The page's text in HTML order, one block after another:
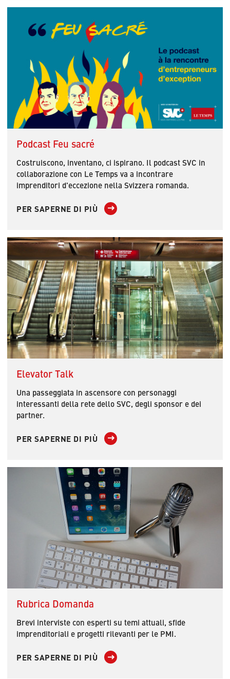
Podcast Feu sacré
Costruiscono, inventano, ci ispirano. Il podcast SVC in
collaborazione con Le Temps va a incontrare
imprenditori d'eccezione nella Svizzera romanda.
PER SAPERNE DI PIÙ
Elevator Talk
Una passeggiata in ascensore con personaggi
interessanti della rete dello SVC, degli sponsor e dei
partner.
PER SAPERNE DI PIÙ
Rubrica Domanda
Brevi interviste con esperti su temi attuali, sfide
imprenditoriali e progetti rilevanti per le PMI.
PER SAPERNE DI PIÙ